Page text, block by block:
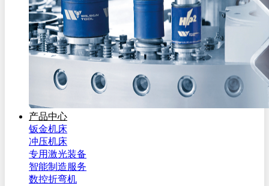
产品中心
钣金机床
冲压机床
专用激光装备
智能制造服务
数控折弯机